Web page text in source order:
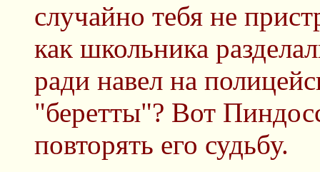
случайно тебя не
как школьника
ради навел на
"беретты"? Вот
повторять его судьбу.